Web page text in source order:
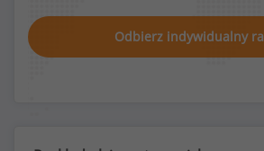
Odbierz indywidualny